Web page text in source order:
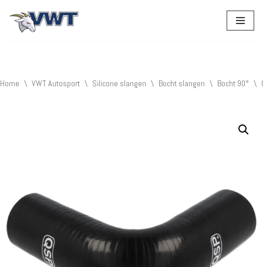
Home \ VWT Autosport \ Silicone slangen \ Bocht slangen \ Bocht 90° \